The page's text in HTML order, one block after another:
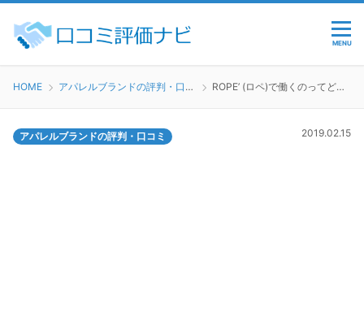
MENU
HOME アパレルブランドの評判・口コミ ROPE’ (ロペ)で働くのってどう？
アパレルブランドの評判・口コミ 2019.02.15